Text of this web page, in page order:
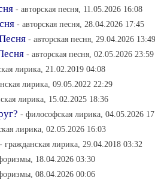
- авторская песня, 11.05.2026 16:08
- авторская песня, 28.04.2026 17:45
- авторская песня, 29.04.2026 13:49
- авторская песня, 02.05.2026 23:59
лирика, 21.02.2019 04:08
лирика, 09.05.2022 22:29
лирика, 15.02.2025 18:36
- философская лирика, 04.05.2026
лирика, 02.05.2026 16:03
- гражданская лирика, 29.04.2018 03:32
18.04.2026 03:30
08.04.2026 00:06